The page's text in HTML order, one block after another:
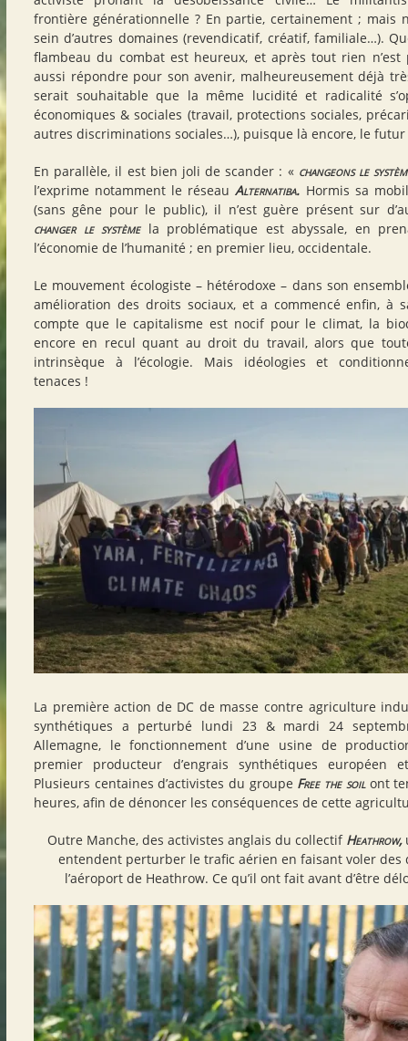
frontière générationnelle ? En partie, certainement ; mais
sein d’autres domaines (revendicatif, créatif, familiale…).
flambeau du combat est heureux, et après tout rien
aussi répondre pour son avenir, malheureusement déjà
serait souhaitable que la même lucidité et radicalité
économiques & sociales (travail, protections sociales,
autres discriminations sociales…), puisque là encore, le
En parallèle, il est bien joli de scander : « changeons le
l’exprime notamment le réseauAlternatiba. Hormis sa
(sans gêne pour le public), il n’est guère présent sur
changer le systèmela problématique est abyssale, en
l’économie de l’humanité ; en premier lieu, occidentale.
Le mouvement écologiste – hétérodoxe – dans son
amélioration des droits sociaux, et a commencé enfin, à
compte que le capitalisme est nocif pour le climat, la
encore en recul quant au droit du travail, alors que
intrinsèque à l’écologie. Mais idéologies et
tenaces !
La première action de DC de masse contre agriculture
synthétiques a perturbé lundi 23 & mardi 24
Allemagne, le fonctionnement d’une usine de
premier producteur d’engrais synthétiques européen
Plusieurs centaines d’activistes du groupe Free the soilont
heures, afin de dénoncer les conséquences de cette
Outre Manche, des activistes anglais du collectif Heathrow,
entendent perturber le trafic aérien en faisant voler des
l’aéroport de Heathrow. Ce qu’il ont fait avant d’être